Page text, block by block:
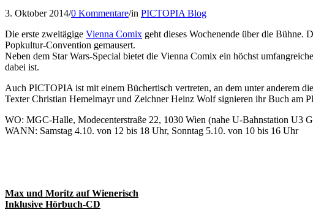
3. Oktober 2014/0 Kommentare/in PICTOPIA Blog
Die erste zweitägige Vienna Comix geht dieses Wochenende über die Bühne.
Popkultur-Convention gemausert.
Neben dem Star Wars-Special bietet die Vienna Comix ein höchst
dabei ist.
Auch PICTOPIA ist mit einem Büchertisch vertreten, an dem unter anderem
Texter Christian Hemelmayr und Zeichner Heinz Wolf signieren ihr Buch am
WO: MGC-Halle, Modecenterstraße 22, 1030 Wien (nahe U-Bahnstation U3
WANN: Samstag 4.10. von 12 bis 18 Uhr, Sonntag 5.10. von 10 bis 16 Uhr
Max und Moritz auf Wienerisch
Inklusive Hörbuch-CD